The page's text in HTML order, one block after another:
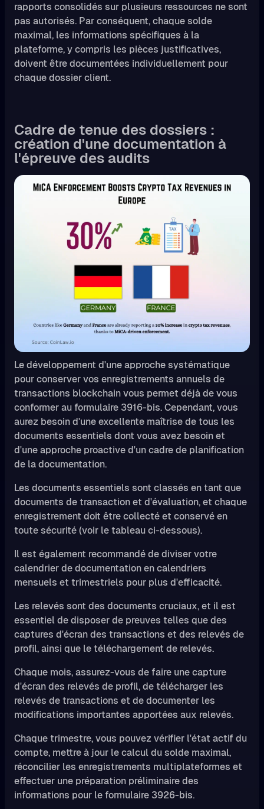
rapports consolidés sur plusieurs ressources ne sont
pas autorisés. Par conséquent, chaque solde
maximal, les informations spécifiques à la
plateforme, y compris les pièces justificatives,
doivent être documentées individuellement pour
chaque dossier client.
Cadre de tenue des dossiers :
création d'une documentation à
l'épreuve des audits
Le développement d'une approche systématique
pour conserver vos enregistrements annuels de
transactions blockchain vous permet déjà de vous
conformer au formulaire 3916-bis. Cependant, vous
aurez besoin d'une excellente maîtrise de tous les
documents essentiels dont vous avez besoin et
d'une approche proactive d'un cadre de planification
de la documentation.
Les documents essentiels sont classés en tant que
documents de transaction et d'évaluation, et chaque
enregistrement doit être collecté et conservé en
toute sécurité (voir le tableau ci-dessous).
Il est également recommandé de diviser votre
calendrier de documentation en calendriers
mensuels et trimestriels pour plus d'efficacité.
Les relevés sont des documents cruciaux, et il est
essentiel de disposer de preuves telles que des
captures d'écran des transactions et des relevés de
profil, ainsi que le téléchargement de relevés.
Chaque mois, assurez-vous de faire une capture
d'écran des relevés de profil, de télécharger les
relevés de transactions et de documenter les
modifications importantes apportées aux relevés.
Chaque trimestre, vous pouvez vérifier l'état actif du
compte, mettre à jour le calcul du solde maximal,
réconcilier les enregistrements multiplateformes et
effectuer une préparation préliminaire des
informations pour le formulaire 3926-bis.